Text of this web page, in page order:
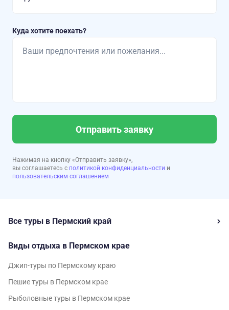
Куда хотите поехать?
Отправить заявку
Нажимая на кнопку «Отправить заявку»,
вы соглашаетесь с политикой конфиденциальности и
пользовательским соглашением
Все туры в Пермский край
Виды отдыха в Пермском крае
Джип-туры по Пермскому краю
Пешие туры в Пермском крае
Рыболовные туры в Пермском крае